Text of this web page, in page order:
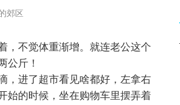
郊区
，不觉体重渐增。就连老公这个
公斤！
，进了超市看见啥都好，左拿右
始的时候，坐在购物车里摆弄着